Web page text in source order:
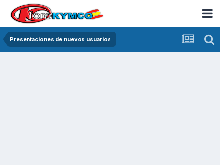
Presentaciones de nuevos usuarios